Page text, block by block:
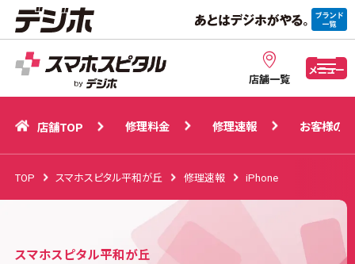
店舗一覧
メニュー
店舗TOP 修理速報 お客様の声
店舗TOP 修理料金 修理速報 お客様の声
TOP スマホスピタル平和が丘 修理速報 iPhone
スマホスピタル平和が丘